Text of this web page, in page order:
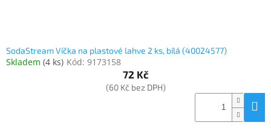
SodaStream Víčka na plastové lahve 2 ks, bílá (40024577)
Skladem (4 ks) Kód: 9173158
72 Kč
(60 Kč bez DPH)